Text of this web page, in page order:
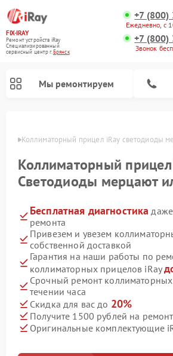
FIX-IRAY
Ремонт устройств iRay
Специализированный
cервисный центр г.Брянск
+7 (800)
Ежедневно, с
+7 (800)
Звонок
Мы ремонтируем
Коллиматорный прицел iRay светодиоды
Коллиматорный прицел
Светодиоды мерцают
Бесплатная диагностика
ремонта
Привезем и увезем
собственной доставкой
Гарантия на наши работы по
коллиматорных прицелов iRay
Срочный ремонт
течении часа
Скидка для вас до 20%
Получите 1500 рублей на ремонт
Оригинальные комплектующие